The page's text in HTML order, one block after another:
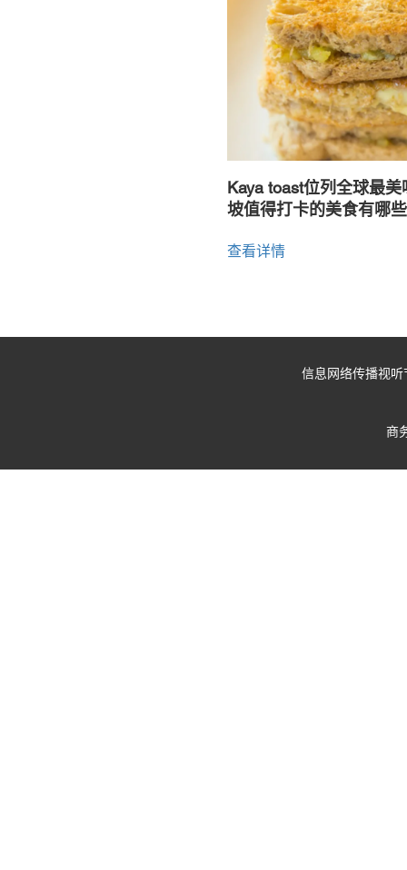
Kaya toast位列全球最
坡值得打卡的美食有哪
查看详情
信息网络传播视
商